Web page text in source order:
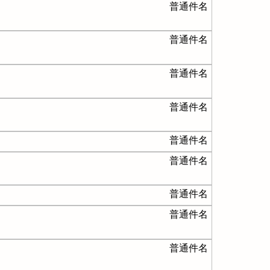
普通件名
普通件名
普通件名
普通件名
普通件名
普通件名
普通件名
普通件名
普通件名